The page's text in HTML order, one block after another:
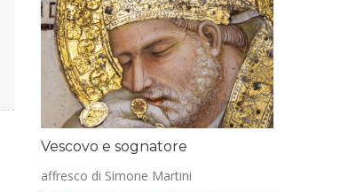
Vescovo e sognatore
affresco di Simone Martini